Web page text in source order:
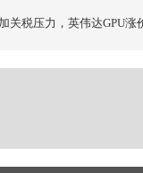
关税压力，英伟达GPU涨